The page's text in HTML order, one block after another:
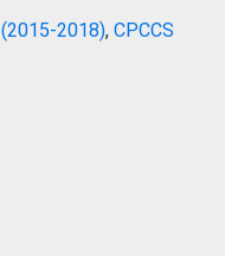
2018), CPCCS